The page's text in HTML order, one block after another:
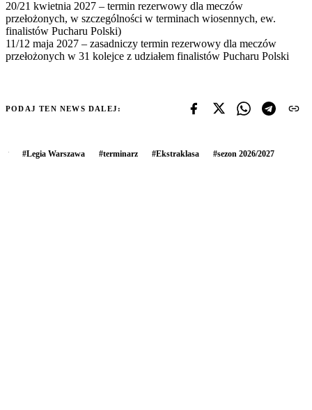
20/21 kwietnia 2027 – termin rezerwowy dla meczów
przełożonych, w szczególności w terminach wiosennych, ew.
finalistów Pucharu Polski)
11/12 maja 2027 – zasadniczy termin rezerwowy dla meczów
przełożonych w 31 kolejce z udziałem finalistów Pucharu Polski
PODAJ TEN NEWS DALEJ:
#Legia Warszawa #terminarz #Ekstraklasa #sezon 2026/2027